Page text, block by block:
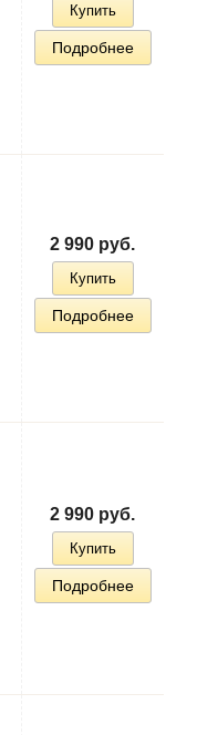
Купить
Подробнее
2 990 руб.
Купить
Подробнее
2 990 руб.
Купить
Подробнее